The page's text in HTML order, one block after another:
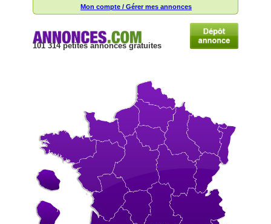
Mon compte / Gérer mes annonces
101 314 petites annonces gratuites